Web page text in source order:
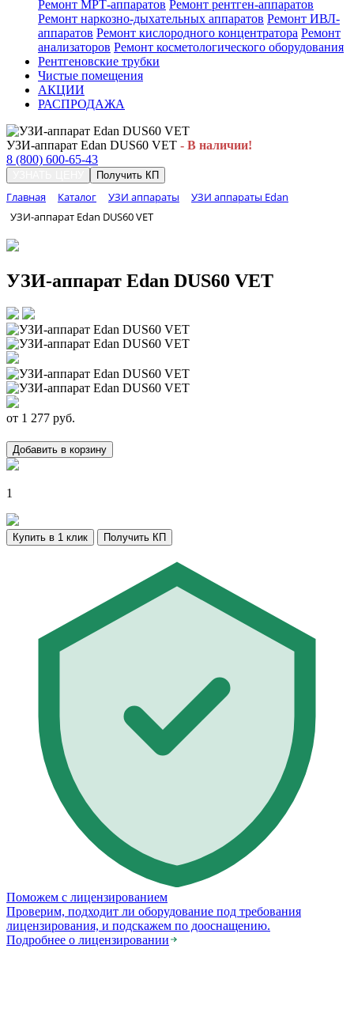
Ремонт МРТ-аппаратов Ремонт рентген-аппаратов
Ремонт наркозно-дыхательных аппаратов Ремонт ИВЛ-
аппаратов Ремонт кислородного концентратора Ремонт
анализаторов Ремонт косметологического оборудования
Рентгеновские трубки
Чистые помещения
АКЦИИ
РАСПРОДАЖА
УЗИ-аппарат Edan DUS60 VET - В наличии!
8 (800) 600-65-43
Получить КП
Главная Каталог УЗИ аппараты
УЗИ аппараты Edan
УЗИ-аппарат Edan DUS60 VET
УЗИ-аппарат Edan DUS60 VET
от 1 277 руб.
Добавить в корзину
1
Купить в 1 клик Получить КП
Поможем с лицензированием
Проверим, подходит ли оборудование под требования
лицензирования, и подскажем по дооснащению.
Подробнее о лицензировании